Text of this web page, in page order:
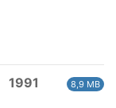
1991 8,9 MB